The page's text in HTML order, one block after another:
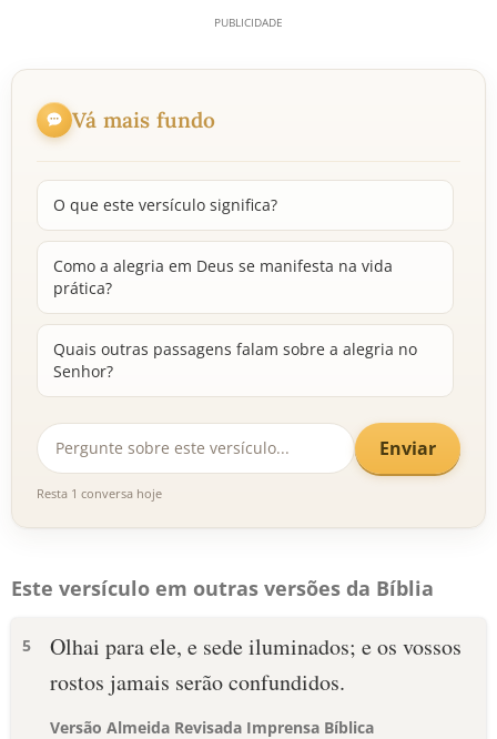
Vá mais fundo
O que este versículo significa?
Como a alegria em Deus se manifesta na vida
prática?
Quais outras passagens falam sobre a alegria no
Senhor?
Enviar
Resta 1 conversa hoje
Este versículo em outras versões da Bíblia
5
Olhai para ele, e sede iluminados; e os vossos
rostos jamais serão confundidos.
Versão Almeida Revisada Imprensa Bíblica